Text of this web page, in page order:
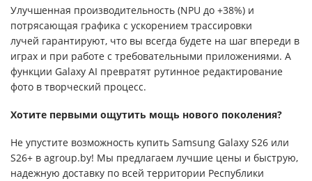
Улучшенная производительность (NPU до +38%) и
потрясающая графика с ускорением трассировки
лучей гарантируют, что вы всегда будете на шаг впереди в
играх и при работе с требовательными приложениями. А
функции Galaxy AI превратят рутинное редактирование
фото в творческий процесс.
Хотите первыми ощутить мощь нового поколения?
Не упустите возможность купить Samsung Galaxy S26 или
S26+ в agroup.by! Мы предлагаем лучшие цены и быструю,
надежную доставку по всей территории Республики